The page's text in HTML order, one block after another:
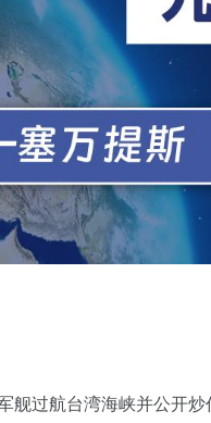
过航台湾海峡并公开